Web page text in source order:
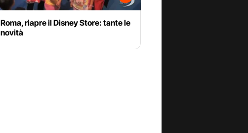
Roma, riapre il Disney Store: tante le
novità